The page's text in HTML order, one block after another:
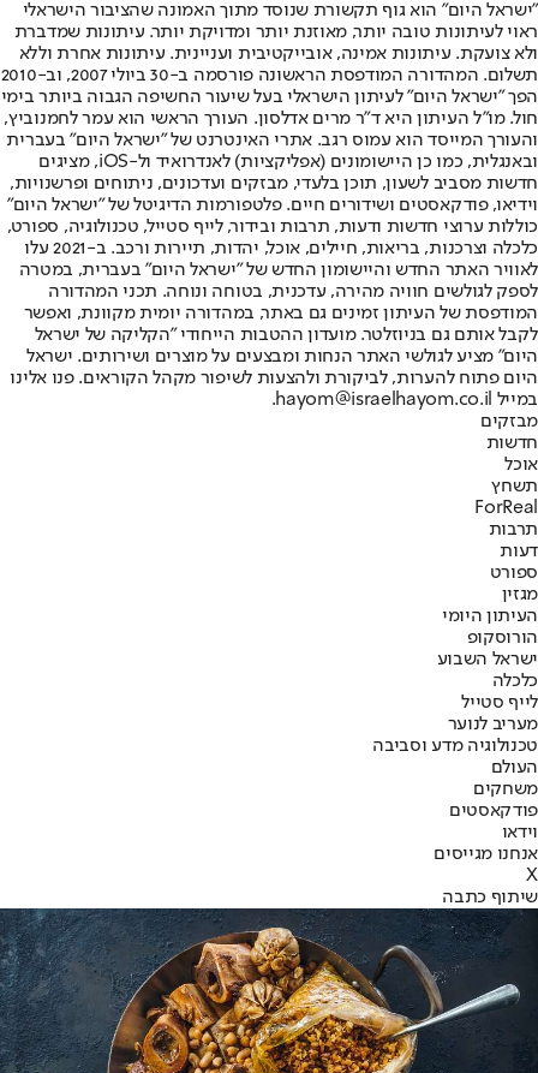
"ישראל היום" הוא גוף תקשורת שנוסד מתוך האמונה שהציבור הישראלי
ראוי לעיתונות טובה יותר, מאוזנת יותר ומדויקת יותר. עיתונות שמדברת
ולא צועקת. עיתונות אמינה, אובייקטיבית ועניינית. עיתונות אחרת וללא
תשלום. המהדורה המודפסת הראשונה פורסמה ב-30 ביולי 2007, וב-2010
הפך "ישראל היום" לעיתון הישראלי בעל שיעור החשיפה הגבוה ביותר בימי
חול. מו"ל העיתון היא ד"ר מרים אדלסון. העורך הראשי הוא עמר לחמנוביץ,
והעורך המייסד הוא עמוס רגב. אתרי האינטרנט של "ישראל היום" בעברית
ובאנגלית, כמו כן היישומונים (אפליקציות) לאנדרואיד ול-iOS, מציגים
חדשות מסביב לשעון, תוכן בלעדי, מבזקים ועדכונים, ניתוחים ופרשנויות,
וידיאו, פודקאסטים ושידורים חיים. פלטפורמות הדיגיטל של "ישראל היום"
כוללות ערוצי חדשות ודעות, תרבות ובידור, לייף סטייל, טכנולוגיה, ספורט,
כלכלה וצרכנות, בריאות, חיילים, אוכל, יהדות, תיירות ורכב. ב-2021 עלו
לאוויר האתר החדש והיישומון החדש של "ישראל היום" בעברית, במטרה
לספק לגולשים חוויה מהירה, עדכנית, בטוחה ונוחה. תכני המהדורה
המודפסת של העיתון זמינים גם באתר, במהדורה יומית מקוונת, ואפשר
לקבל אותם גם בניוזלטר. מועדון ההטבות הייחודי "הקליקה של ישראל
היום" מציע לגולשי האתר הנחות ומבצעים על מוצרים ושירותים. ישראל
היום פתוח להערות, לביקורת ולהצעות לשיפור מקהל הקוראים. פנו אלינו
במייל hayom@israelhayom.co.il.
מבזקים
חדשות
אוכל
תשחץ
ForReal
תרבות
דעות
ספורט
מגזין
העיתון היומי
הורוסקופ
ישראל השבוע
כלכלה
לייף סטייל
מעריב לנוער
טכנולוגיה מדע וסביבה
העולם
משחקים
פודקאסטים
וידאו
אנחנו מגייסים
X
שיתוף כתבה